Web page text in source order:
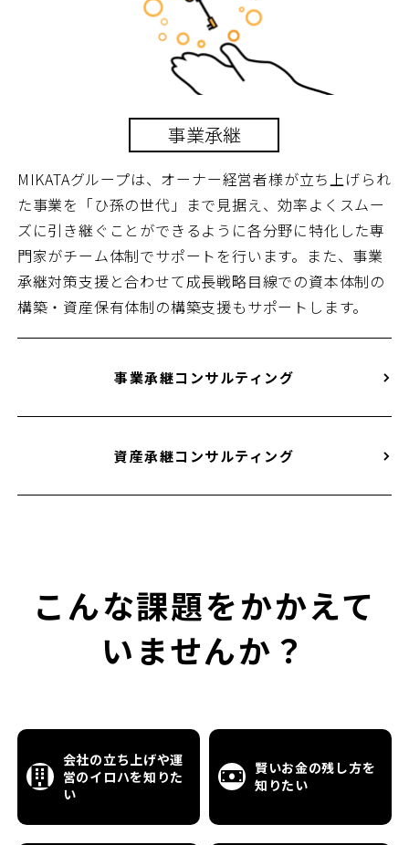
事業承継
MIKATAグループは、オーナー経営者様が立ち上げられ
た事業を「ひ孫の世代」まで見据え、効率よくスムー
ズに引き継ぐことができるように各分野に特化した専
門家がチーム体制でサポートを行います。また、事業
承継対策支援と合わせて成長戦略目線での資本体制の
構築・資産保有体制の構築支援もサポートします。
事業承継コンサルティング
資産承継コンサルティング
こんな課題をかかえて
いませんか？
会社の立ち上げや運
営のイロハを知りた
い
賢いお金の残し方を
知りたい